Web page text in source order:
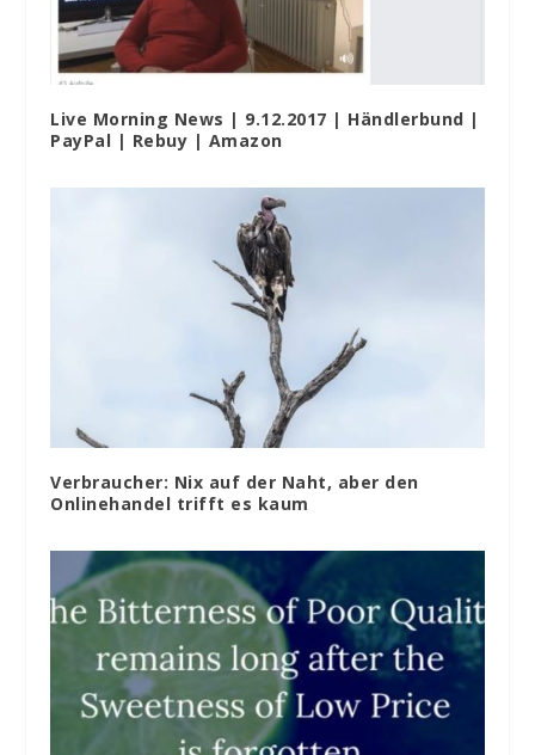
Live Morning News | 9.12.2017 | Händlerbund |
PayPal | Rebuy | Amazon
Verbraucher: Nix auf der Naht, aber den
Onlinehandel trifft es kaum